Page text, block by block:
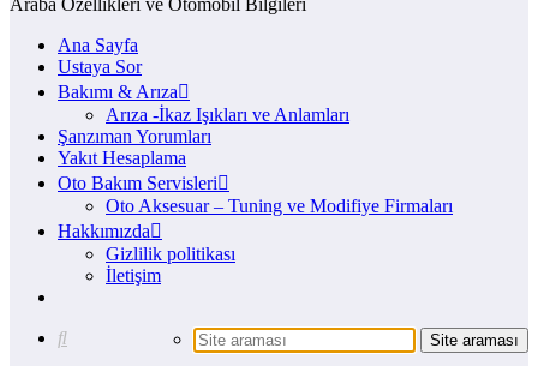
Ana Sayfa
Ustaya Sor
Bakımı & Arıza
Arıza -İkaz Işıkları ve Anlamları
Şanzıman Yorumları
Yakıt Hesaplama
Oto Bakım Servisleri
Oto Aksesuar – Tuning ve Modifiye Firmaları
Hakkımızda
Gizlilik politikası
İletişim